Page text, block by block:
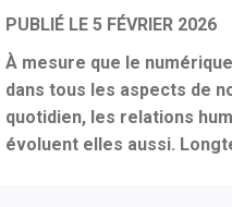
PUBLIÉ LE5 FÉVRIER 2026
À mesure que le
dans tous les aspects de
quotidien, les relations
évoluent elles aussi.